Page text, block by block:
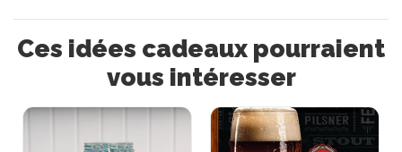
Ces idées cadeaux pourraient
vous intéresser